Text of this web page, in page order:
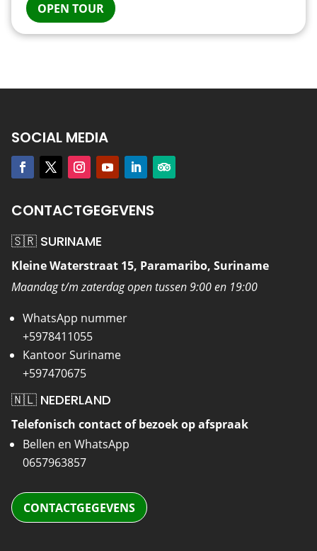
OPEN TOUR
SOCIAL MEDIA
CONTACTGEGEVENS
🇸🇷 SURINAME
Kleine Waterstraat 15, Paramaribo, Suriname
Maandag t/m zaterdag open tussen 9:00 en 19:00
WhatsApp nummer
+5978411055
Kantoor Suriname
+597470675
🇳🇱 NEDERLAND
Telefonisch contact of bezoek op afspraak
Bellen en WhatsApp
0657963857
CONTACTGEGEVENS